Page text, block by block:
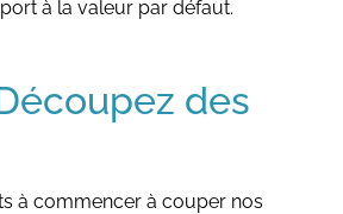
à la valeur par défaut.
des
à commencer à couper nos